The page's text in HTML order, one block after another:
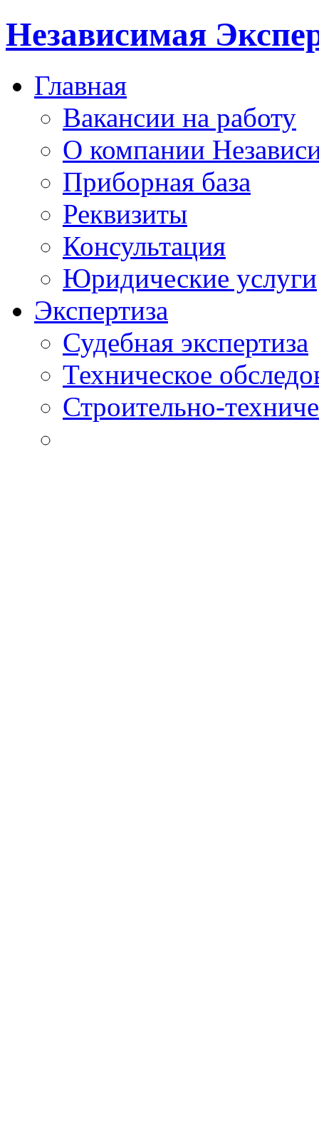
Независимая
Главная
Вакансии на работу
О компании
Приборная база
Реквизиты
Консультация
Юридические услуги
Экспертиза
Судебная экспертиза
Техническое
Строительно-